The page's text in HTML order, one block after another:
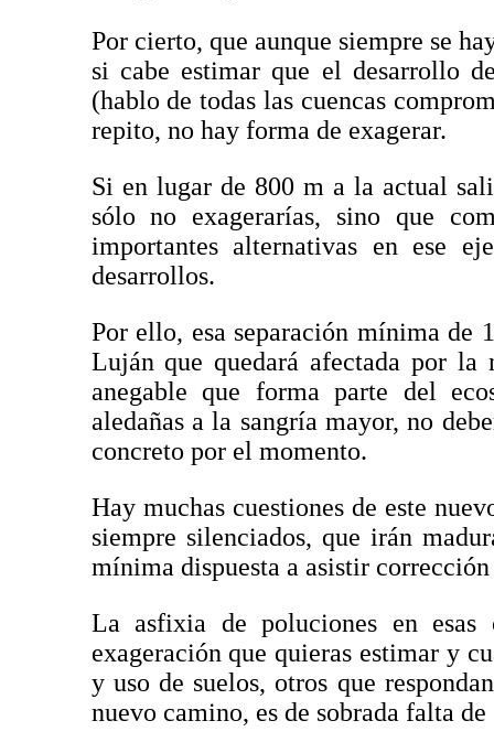
Por cierto, que aunque siempre se
si cabe estimar que el desarrollo
(hablo de todas las cuencas
repito, no hay forma de exagerar.
Si en lugar de 800 m a la actual
sólo no exagerarías, sino que
importantes alternativas en ese
desarrollos.
Por ello, esa separación mínima de
Luján que quedará afectada por la
anegable que forma parte del
aledañas a la sangría mayor, no
concreto por el momento.
Hay muchas cuestiones de este
siempre silenciados, que irán
mínima dispuesta a asistir
La asfixia de poluciones en esas
exageración que quieras estimar y
y uso de suelos, otros que
nuevo camino, es de sobrada falta de